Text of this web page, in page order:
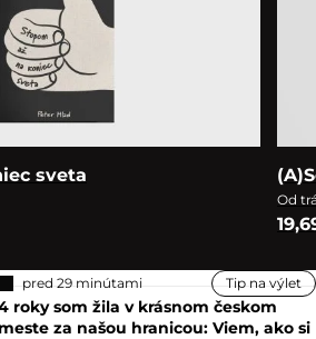
sveta
Od
pred 29 minútami Tip na výlet
roky som žila v krásnom českom
meste za našou hranicou: Viem, ako si